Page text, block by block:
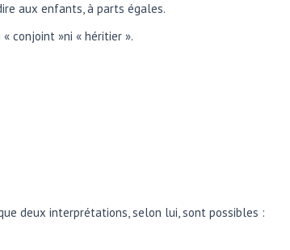
aux enfants, à parts égales.
conjoint »ni « héritier ».
deux interprétations, selon lui, sont possibles :